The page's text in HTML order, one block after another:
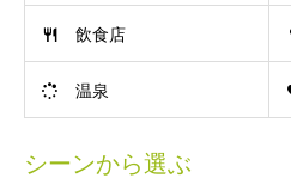
飲食店
温泉
シーンから選ぶ